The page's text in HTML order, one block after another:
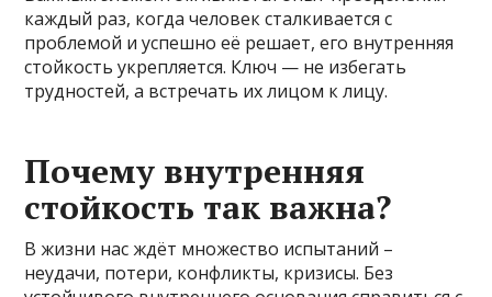
каждый раз, когда человек сталкивается с
проблемой и успешно её решает, его внутренняя
стойкость укрепляется. Ключ — не избегать
трудностей, а встречать их лицом к лицу.
Почему внутренняя
стойкость так важна?
В жизни нас ждёт множество испытаний –
неудачи, потери, конфликты, кризисы. Без